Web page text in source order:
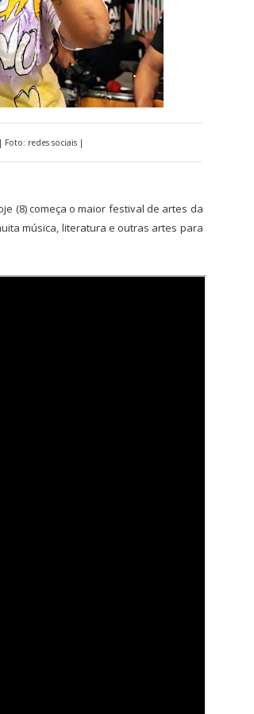
redes sociais |
(8) começa o maior festival de artes da
música, literatura e outras artes para